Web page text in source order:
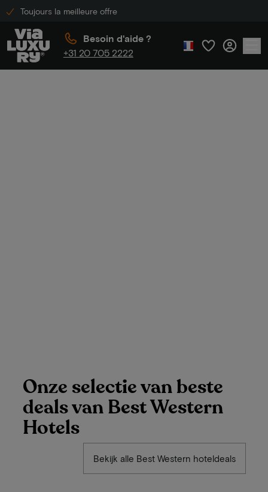
Toujours la meilleure offre
Besoin d'aide ?
+31 20 705 2222
Onze selectie van beste
deals van Best Western
Hotels
Bekijk alle Best Western hoteldeals